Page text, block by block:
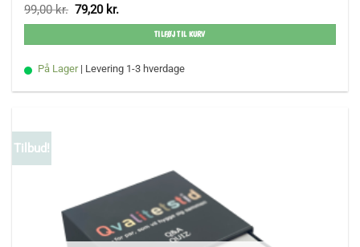
99,00kr. Den
oprindelige
pris
99,00 kr..
79,20 kr.
aktuelle
pris
79,20 kr..
TILFØJ TIL KURV
På Lager | Levering 1-3 hverdage
Tilbud!